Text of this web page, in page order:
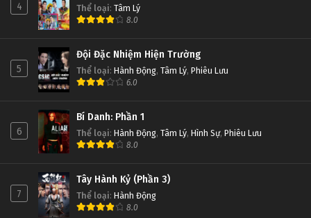
4 Thể loại: Tâm Lý
8.0
5
Đội Đặc Nhiệm Hiện Trường
Thể loại: Hành Động, Tâm Lý, Phiêu Lưu
6.0
6
Bí Danh: Phần 1
Thể loại: Hành Động, Tâm Lý, Hình Sự, Phiêu Lưu
8.0
7
Tây Hành Kỷ (Phần 3)
Thể loại: Hành Động
8.0